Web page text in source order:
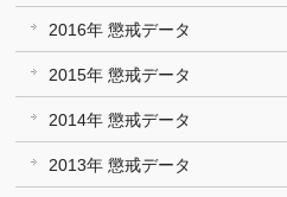
2016年 懲戒データ
2015年 懲戒データ
2014年 懲戒データ
2013年 懲戒データ